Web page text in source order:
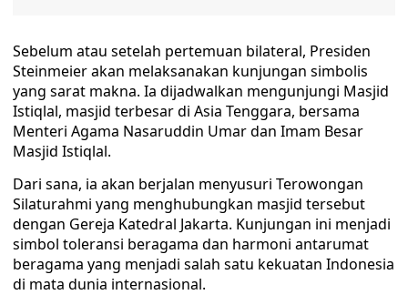
Sebelum atau setelah pertemuan bilateral, Presiden
Steinmeier akan melaksanakan kunjungan simbolis
yang sarat makna. Ia dijadwalkan mengunjungi Masjid
Istiqlal, masjid terbesar di Asia Tenggara, bersama
Menteri Agama Nasaruddin Umar dan Imam Besar
Masjid Istiqlal.
Dari sana, ia akan berjalan menyusuri Terowongan
Silaturahmi yang menghubungkan masjid tersebut
dengan Gereja Katedral Jakarta. Kunjungan ini menjadi
simbol toleransi beragama dan harmoni antarumat
beragama yang menjadi salah satu kekuatan Indonesia
di mata dunia internasional.